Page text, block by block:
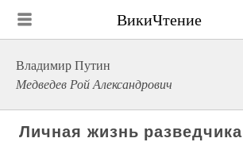
ВикиЧтение
Владимир Путин
Медведев Рой Александрович
Личная жизнь разведчика